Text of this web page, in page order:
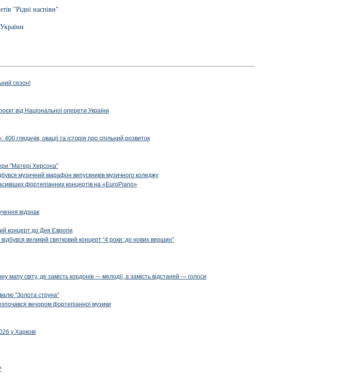
"Рідні наспіви"
сезон!
від Національної оперети України
глядачів, овації та історія про спільний розвиток
"Матері Херсона"
музичний марафон випускників музичного коледжу
фортепіанних концертів на «EuroPiano»
відзнак
концерт до Дня Європи
великий святковий концерт “4 роки: до нових вершин”
світу, де замість кордонів — мелодії, а замість відстаней — голоси
"Золота струна"
вечором фортепіанної музики
у Харкові